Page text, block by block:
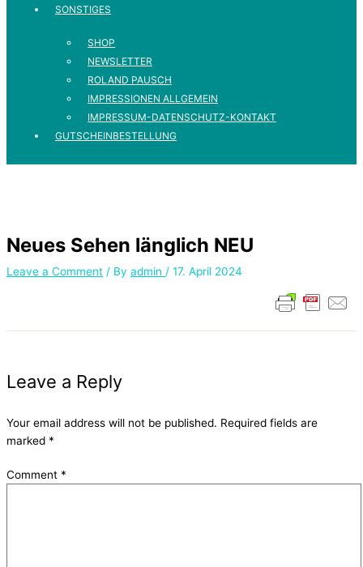
SONSTIGES
SHOP
NEWSLETTER
ROLAND PAUSCH
IMPRESSIONEN ALLGEMEIN
IMPRESSUM-DATENSCHUTZ-KONTAKT
GUTSCHEINBESTELLUNG
Neues Sehen länglich NEU
Leave a Comment / By admin / 17. April 2024
Leave a Reply
Your email address will not be published. Required fields are
marked *
Comment *